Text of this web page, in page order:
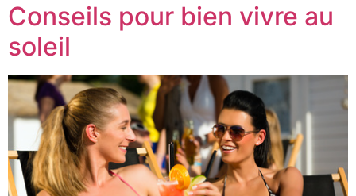
Conseils pour bien vivre au
soleil